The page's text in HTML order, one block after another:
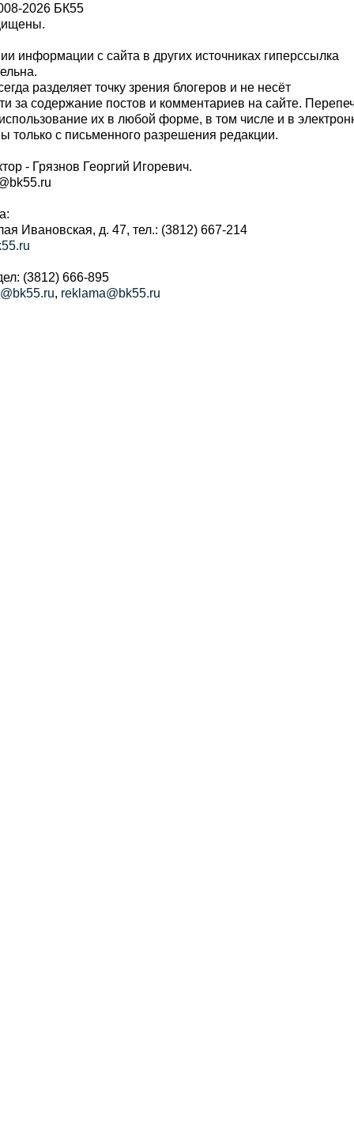
2026 БК55
информации с сайта в других источниках гиперссылка
разделяет точку зрения блогеров и не несёт
за содержание постов и комментариев на сайте.
их в любой форме, в том числе и в
с письменного разрешения редакции.
- Грязнов Георгий Игоревич.
Ивановская, д. 47, тел.: (3812) 667-214
(3812) 666-895
, reklama@bk55.ru